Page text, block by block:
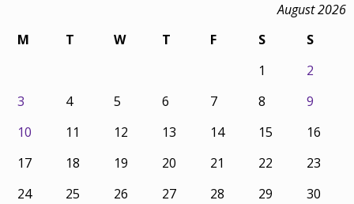
August 2026
M
T W T F S
S
1
2
3
4 5 6 7 8
9
10
11 12 13 14 15
16
17
18 19 20 21 22
23
24
25 26 27 28 29
30